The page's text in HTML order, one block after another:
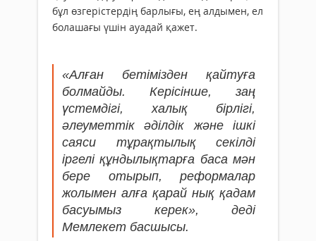
бұл өзгерістердің барлығы, ең алдымен, ел
болашағы үшін ауадай қажет.
«Алған бетімізден қайтуға
болмайды. Керісінше, заң
үстемдігі, халық бірлігі,
әлеуметтік әділдік және ішкі
саяси тұрақтылық секілді
іргелі құндылықтарға баса мән
бере отырып, реформалар
жолымен алға қарай нық қадам
басуымыз керек», деді
Мемлекет басшысы.